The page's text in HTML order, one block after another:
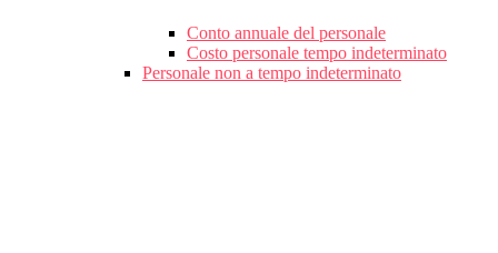
Conto annuale del personale
Costo personale tempo indeterminato
Personale non a tempo indeterminato